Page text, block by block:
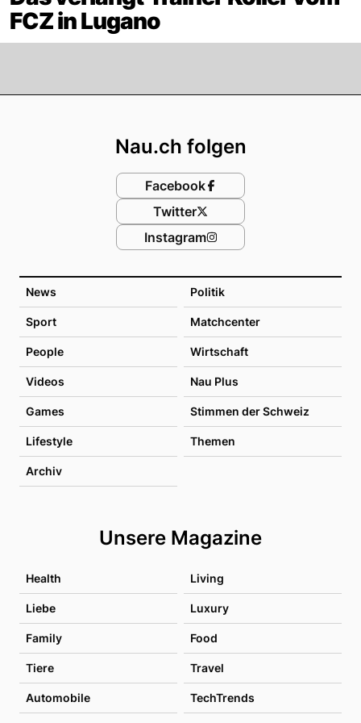
FCZ in Lugano
News Politik
Sport Matchcenter
People Wirtschaft
Videos Nau Plus
Games Stimmen der Schweiz
Lifestyle Themen
Archiv
Unsere Magazine
Health Living
Liebe Luxury
Family Food
Tiere Travel
Automobile TechTrends
Nau.ch folgen
Facebook
Twitter
Instagram